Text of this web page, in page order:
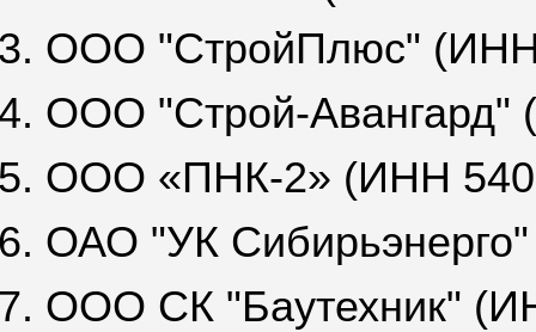
ООО "СтройПлюс" (ИНН
ООО "Строй-Авангард"
ООО «ПНК-2» (ИНН
ОАО "УК
ООО СК "Баутехник"